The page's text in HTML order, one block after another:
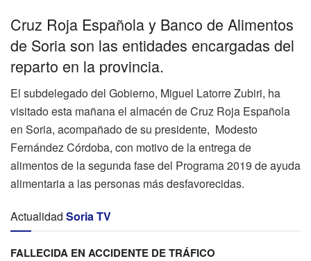
Cruz Roja Española y Banco de Alimentos
de Soria son las entidades encargadas del
reparto en la provincia.
El subdelegado del Gobierno, Miguel Latorre Zubiri, ha
visitado esta mañana el almacén de Cruz Roja Española
en Soria, acompañado de su presidente, Modesto
Fernández Córdoba, con motivo de la entrega de
alimentos de la segunda fase del Programa 2019 de ayuda
alimentaria a las personas más desfavorecidas.
Actualidad Soria TV
FALLECIDA EN ACCIDENTE DE TRÁFICO